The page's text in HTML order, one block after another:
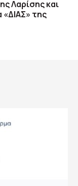
Λαρίσης και
της